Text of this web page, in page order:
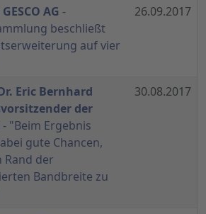
AG -
beschließt
auf vier
26.09.2017
Eric Bernhard
der
- "Beim Ergebnis
gute Chancen,
Rand der
Bandbreite zu
30.08.2017